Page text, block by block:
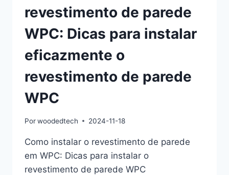
revestimento de parede
WPC: Dicas para instalar
eficazmente o
revestimento de parede
WPC
Porwoodedtech 2024-11-18
Como instalar o revestimento de parede
em WPC: Dicas para instalar o
revestimento de parede WPC